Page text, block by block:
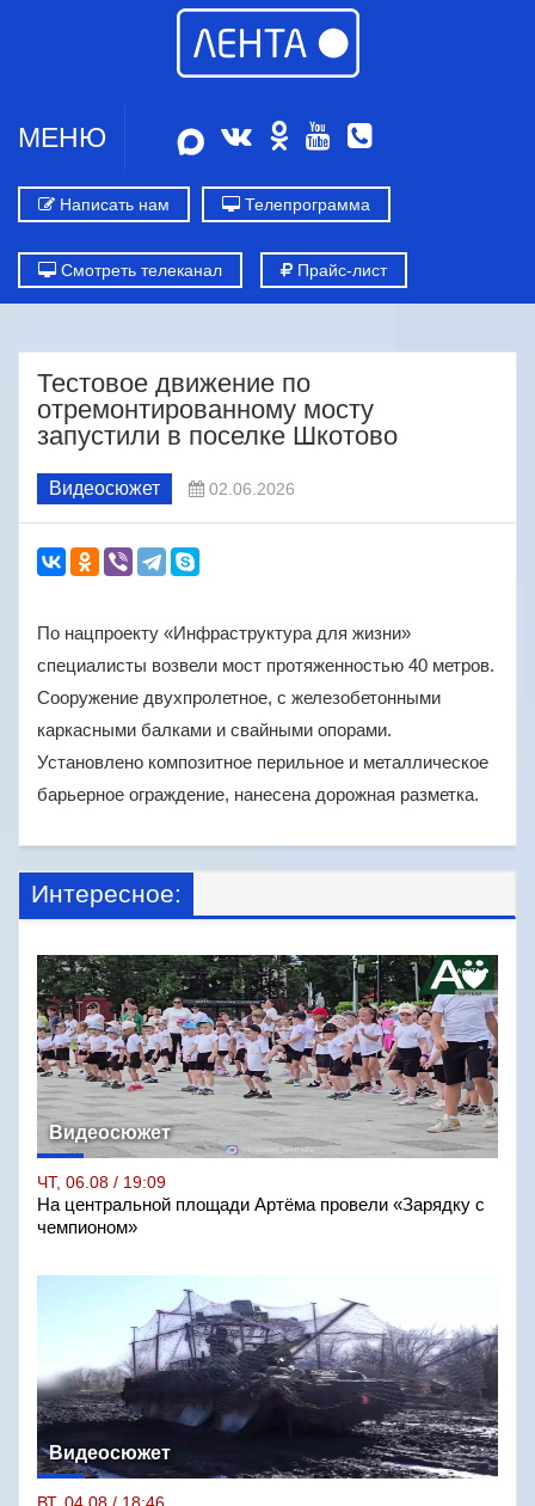
МЕНЮ
Написать нам Телепрограмма
Смотреть телеканал Прайс-лист
Тестовое движение по
отремонтированному мосту
запустили в поселке Шкотово
Видеосюжет 02.06.2026
По нацпроекту «Инфраструктура для жизни»
специалисты возвели мост протяженностью 40 метров.
Сооружение двухпролетное, с железобетонными
каркасными балками и свайными опорами.
Установлено композитное перильное и металлическое
барьерное ограждение, нанесена дорожная разметка.
Интересное:
Видеосюжет
ЧТ, 06.08 / 19:09
На центральной площади Артёма провели «Зарядку с
чемпионом»
Видеосюжет